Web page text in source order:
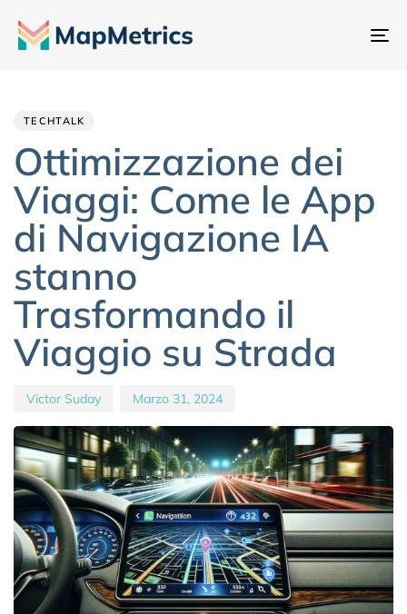
TECHTALK
Ottimizzazione dei
Viaggi: Come le App
di Navigazione IA
stanno
Trasformando il
Viaggio su Strada
Victor Suday Marzo 31, 2024